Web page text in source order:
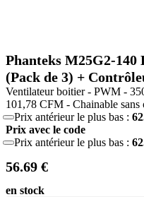
Phanteks M25G2-
(Pack de 3) +
Ventilateur boitier - PWM -
101,78 CFM - Chainable
Prix antérieur le plus bas :
Prix avec le code
Prix antérieur le plus bas :
56.69 €
en stock